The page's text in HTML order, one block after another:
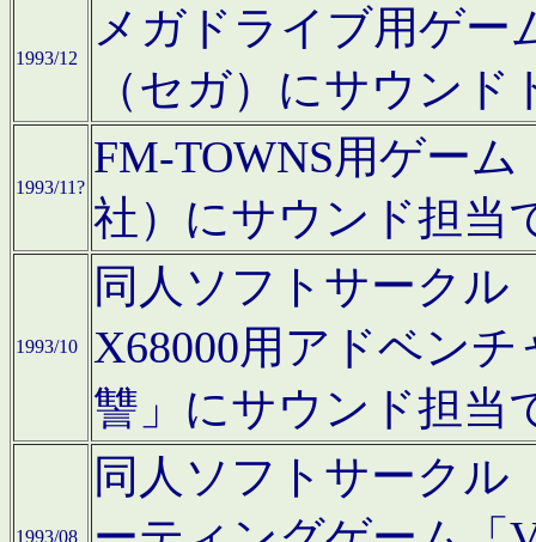
1993/12
メガドライブ用ゲー
（セガ）にサウン
1993/11?
FM-TOWNS用ゲー
社）にサウンド担当
1993/10
同人ソフトサークル
X68000用アドベン
讐」にサウンド担当
1993/08
同人ソフトサークル